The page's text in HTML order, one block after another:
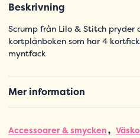
Beskrivning
Scrump från Lilo & Stitch
kortplånboken som har 4
myntfack
Mer information
Accessoarer & smycken